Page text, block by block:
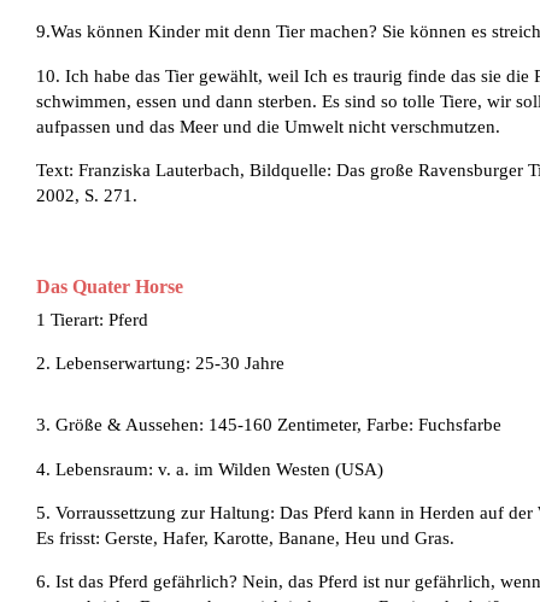
9.Was können Kinder mit denn Tier machen? Sie können es
10. Ich habe das Tier gewählt, weil Ich es traurig finde das sie die
schwimmen, essen und dann sterben. Es sind so tolle Tiere, wir
aufpassen und das Meer und die Umwelt nicht verschmutzen.
Text: Franziska Lauterbach, Bildquelle: Das große Ravensburger
2002, S. 271.
Das Quater Horse
1 Tierart: Pferd
2. Lebenserwartung: 25-30 Jahre
3. Größe & Aussehen: 145-160 Zentimeter, Farbe: Fuchsfarbe
4. Lebensraum: v. a. im Wilden Westen (USA)
5. Vorraussettzung zur Haltung: Das Pferd kann in Herden auf
Es frisst: Gerste, Hafer, Karotte, Banane, Heu und Gras.
6. Ist das Pferd gefährlich? Nein, das Pferd ist nur gefährlich,